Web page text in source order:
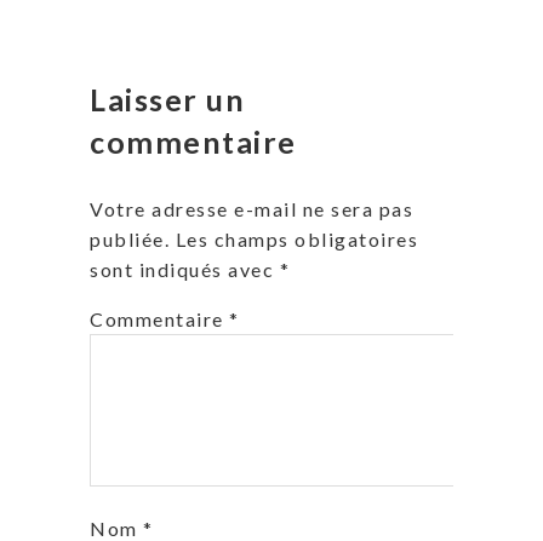
Laisser un
commentaire
Votre adresse e-mail ne sera pas
publiée. Les champs obligatoires
sont indiqués avec *
Commentaire *
Nom *